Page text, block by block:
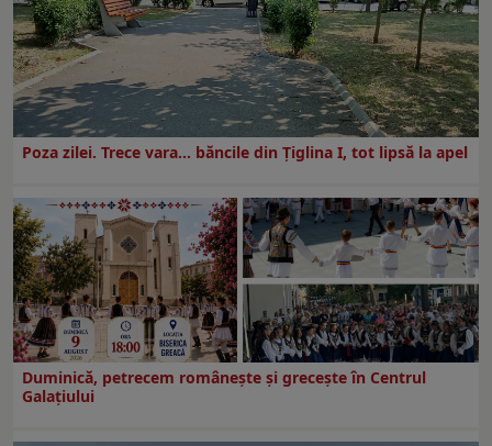
Poza zilei. Trece vara… băncile din Ţiglina I, tot lipsă la apel
Duminică, petrecem româneşte şi greceşte în Centrul
Galaţiului